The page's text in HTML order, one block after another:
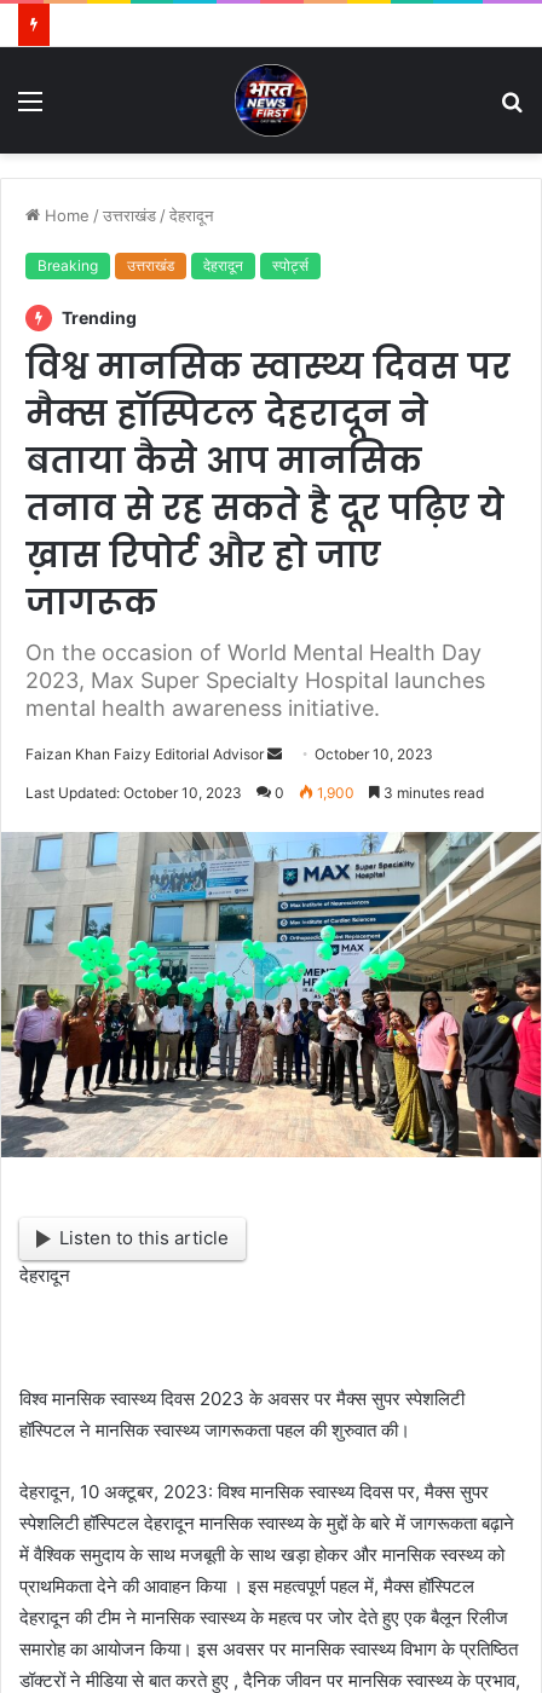
Home /उत्तराखंड /देहरादून
Breaking उत्तराखंड देहरादून स्पोर्ट्स
Trending
विश्व मानसिक स्वास्थ्य दिवस पर
मैक्स हॉस्पिटल देहरादून ने
बताया कैसे आप मानसिक
तनाव से रह सकते है दूर पढ़िए ये
ख़ास रिपोर्ट और हो जाए
जागरूक
On the occasion of World Mental Health Day
2023, Max Super Specialty Hospital launches
mental health awareness initiative.
Faizan Khan Faizy Editorial Advisor
a
n
e
m
a
i
l
October 10, 2023
Last Updated: October 10, 2023 0 1,900 3 minutes read
Listen to this article
देहरादून
विश्व मानसिक स्वास्थ्य दिवस 2023 के अवसर पर मैक्स सुपर स्पेशलिटी
हॉस्पिटल ने मानसिक स्वास्थ्य जागरूकता पहल की शुरुवात की।
देहरादून, 10 अक्टूबर, 2023: विश्व मानसिक स्वास्थ्य दिवस पर, मैक्स सुपर
स्पेशलिटी हॉस्पिटल देहरादून मानसिक स्वास्थ्य के मुद्दों के बारे में जागरूकता बढ़ाने
में वैश्विक समुदाय के साथ मजबूती के साथ खड़ा होकर और मानसिक स्वस्थ्य को
प्राथमिकता देने की आवाहन किया । इस महत्वपूर्ण पहल में, मैक्स हॉस्पिटल
देहरादून की टीम ने मानसिक स्वास्थ्य के महत्व पर जोर देते हुए एक बैलून रिलीज
समारोह का आयोजन किया। इस अवसर पर मानसिक स्वास्थ्य विभाग के प्रतिष्ठित
डॉक्टरों ने मीडिया से बात करते हुए , दैनिक जीवन पर मानसिक स्वास्थ्य के प्रभाव,